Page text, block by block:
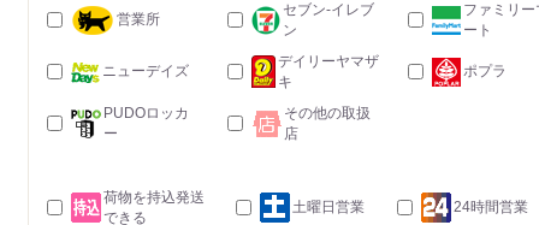
営業所
セブン-イレブ
ン
ファミリー
ート
ニューデイズ
デイリーヤマザ
キ
ポプラ
PUDOロッカ
ー
その他の取扱
店
荷物を持込発送
できる
土曜日営業 24時間営業